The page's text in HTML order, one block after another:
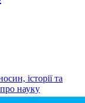
історії та
науку